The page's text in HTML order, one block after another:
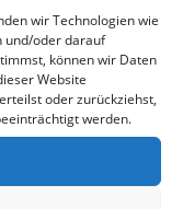
wir Technologien wie
und/oder darauf
können wir Daten
Website
oder zurückziehst,
werden.